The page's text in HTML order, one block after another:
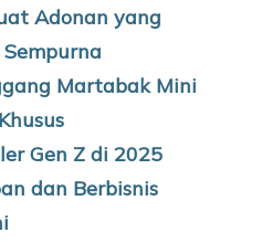
Adonan yang
Martabak Mini
Gen Z di 2025
dan Berbisnis